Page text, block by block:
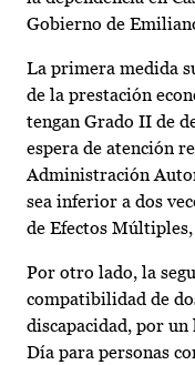
Gobierno de
La primera medida
de la prestación
tengan Grado II de
espera de atención
Administración
sea inferior a dos
de Efectos
Por otro lado, la
compatibilidad de
discapacidad, por un
Día para personas